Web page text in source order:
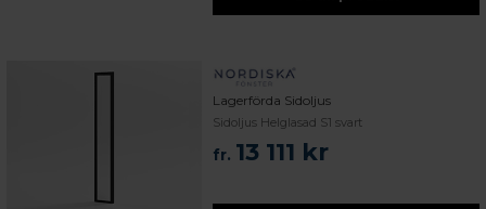
Lagerförda Sidoljus
Sidoljus Helglasad S1 svart
fr. 13 111 kr